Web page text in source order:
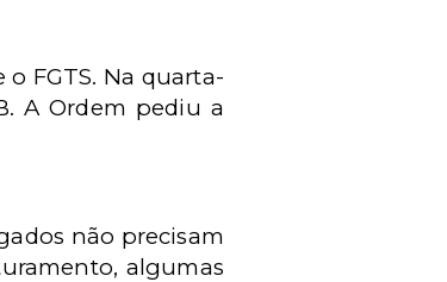
FGTS. Na quarta-
A Ordem pediu a
não precisam
algumas